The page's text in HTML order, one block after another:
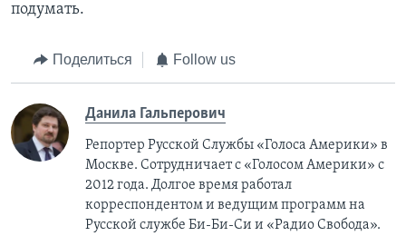
подумать.
Поделиться Follow us
Данила Гальперович
Репортер Русской Службы «Голоса Америки» в
Москве. Сотрудничает с «Голосом Америки» с
2012 года. Долгое время работал
корреспондентом и ведущим программ на
Русской службе Би-Би-Си и «Радио Свобода».